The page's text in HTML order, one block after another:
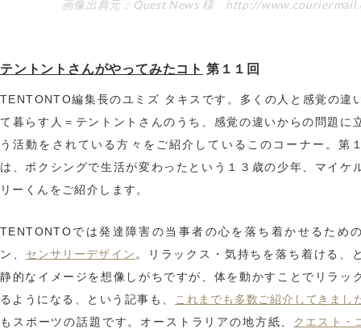
画像出典元：Quest News 様 http://
テントントさんがやってみたコト 第１１回
TENTONTO編集長のユミズ タキスです。多くの人と感覚の違
て暮らす人＝テントントさんのうち、感覚の違いからの問題に
う活動をされている方々をご紹介しているこのコーナー。第
は、ボクシングで生活が変わったという１３歳の少年、マイケ
リーくんをご紹介します。
TENTONTOでは発達障害の当事者の心を落ち着かせるため
ン、 センサリーデザイン 。リラックス・気持ちを落ち着ける、
静的なイメージを想像しがちですが、体を動かすことでリラッ
るようになる、という記事も、
これまでも多数ご紹介してきまし
もスポーツの話題です。オーストラリアの地方紙、 クエスト・